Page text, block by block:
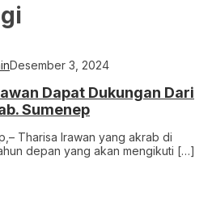
Desember 3, 2024
Dapat Dukungan Dari
Sumenep
Tharisa Irawan yang akrab di
depan yang akan mengikuti […]